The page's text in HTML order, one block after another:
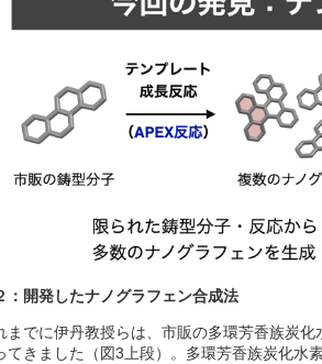
：開発したナノグラフェン合成法
までに伊丹教授らは、市販の多環芳香族炭
てきました（図3上段）。多環芳香族炭化水